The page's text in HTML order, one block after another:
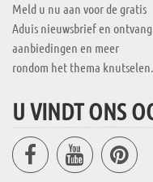
Meld u nu aan voor de gratis
Aduis nieuwsbrief en
aanbiedingen en meer
rondom het thema knutselen.
U VINDT ONS